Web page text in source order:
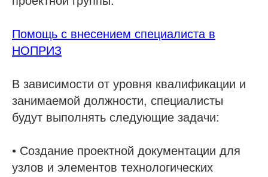
Помощь с внесением специалиста в
НОПРИЗ
В зависимости от уровня квалификации и
занимаемой должности, специалисты
будут выполнять следующие задачи:
• Создание проектной документации для
узлов и элементов технологических